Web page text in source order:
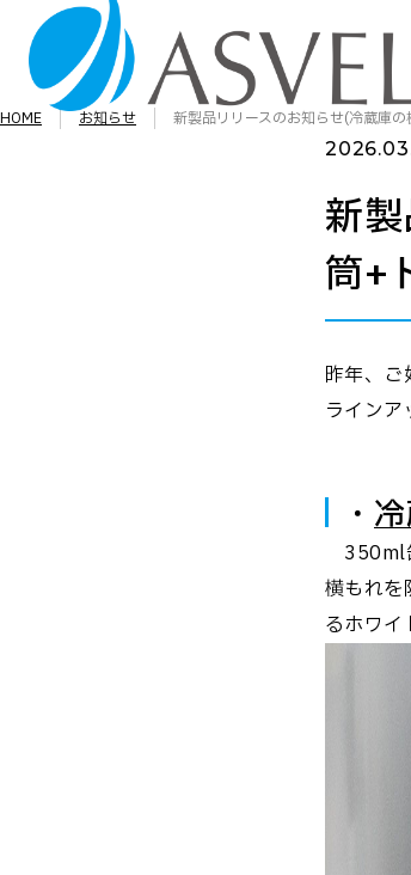
HOME お知らせ 新製品リリースのお知らせ(冷蔵庫
新
筒+
昨年、
ラインア
・
350ml
横もれを
るホワイ